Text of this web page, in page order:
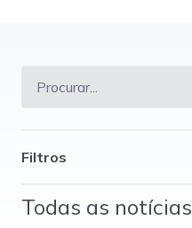
Filtros
Todas as notícias